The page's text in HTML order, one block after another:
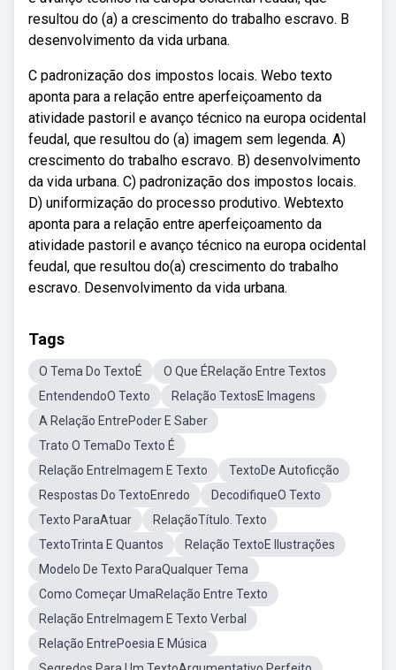
resultou do (a) a crescimento do trabalho escravo. B
desenvolvimento da vida urbana.
C padronização dos impostos locais. Webo texto
aponta para a relação entre aperfeiçoamento da
atividade pastoril e avanço técnico na europa ocidental
feudal, que resultou do (a) imagem sem legenda. A)
crescimento do trabalho escravo. B) desenvolvimento
da vida urbana. C) padronização dos impostos locais.
D) uniformização do processo produtivo. Webtexto
aponta para a relação entre aperfeiçoamento da
atividade pastoril e avanço técnico na europa ocidental
feudal, que resultou do(a) crescimento do trabalho
escravo. Desenvolvimento da vida urbana.
Tags
O Tema Do TextoÉ
O Que ÉRelação Entre Textos
EntendendoO Texto
Relação TextosE Imagens
A Relação EntrePoder E Saber
Trato O TemaDo Texto É
Relação EntreImagem E Texto
TextoDe Autoficção
Respostas Do TextoEnredo
DecodifiqueO Texto
Texto ParaAtuar
RelaçãoTítulo. Texto
TextoTrinta E Quantos
Relação TextoE Ilustrações
Modelo De Texto ParaQualquer Tema
Como Começar UmaRelação Entre Texto
Relação EntreImagem E Texto Verbal
Relação EntrePoesia E Música